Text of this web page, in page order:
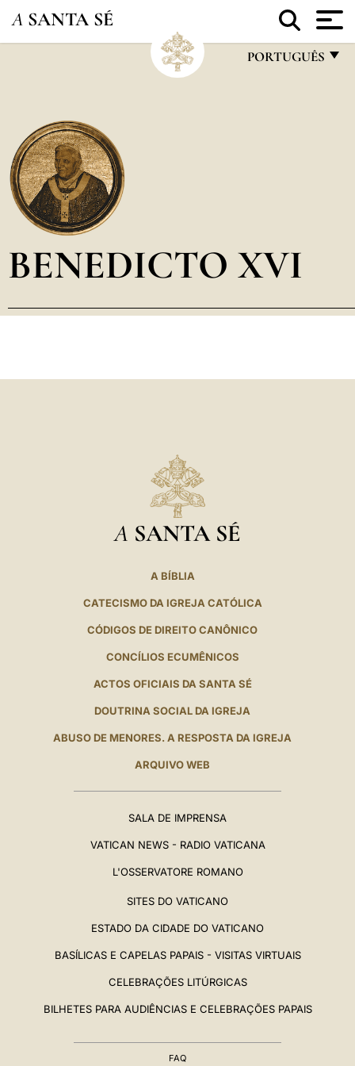
A SANTA SÉ
PORTUGUÊS
POLSKI
العربيّة
BENEDICTO XVI
A SANTA SÉ
A BÍBLIA
CATECISMO DA IGREJA CATÓLICA
CÓDIGOS DE DIREITO CANÔNICO
CONCÍLIOS ECUMÊNICOS
ACTOS OFICIAIS DA SANTA SÉ
DOUTRINA SOCIAL DA IGREJA
ABUSO DE MENORES. A RESPOSTA DA IGREJA
ARQUIVO WEB
SALA DE IMPRENSA
VATICAN NEWS - RADIO VATICANA
L'OSSERVATORE ROMANO
SITES DO VATICANO
ESTADO DA CIDADE DO VATICANO
BASÍLICAS E CAPELAS PAPAIS - VISITAS VIRTUAIS
CELEBRAÇÕES LITÚRGICAS
BILHETES PARA AUDIÊNCIAS E CELEBRAÇÕES PAPAIS
FAQ